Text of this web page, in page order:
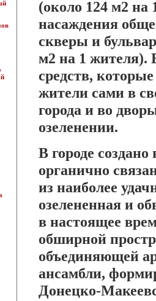
(около 124 м2 на
насаждения
скверы и
м2 на 1 жителя).
средств, которые
жители сами в
города и во
озеленении.
В городе
органично
из наиболее
озелененная и
в настоящее
обширной
объединяющей
ансамбли,
Донецко-